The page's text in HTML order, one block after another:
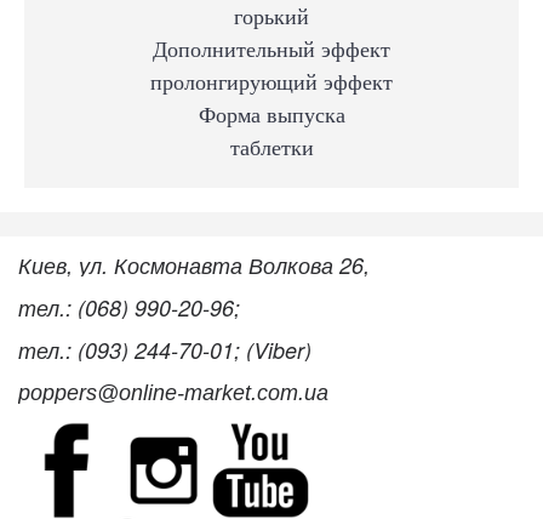
горький
Дополнительный эффект
пролонгирующий эффект
Форма выпуска
таблетки
Киев, ул. Космонавта Волкова 26,
тел.: (068) 990-20-96;
тел.: (093) 244-70-01; (Viber)
poppers@online-market.com.ua